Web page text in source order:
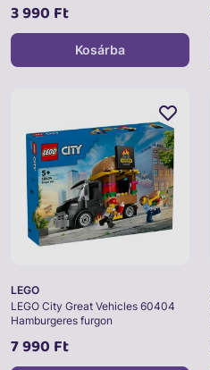
3 990 Ft
Kosárba
LEGO
LEGO City Great Vehicles 60404
Hamburgeres furgon
7 990 Ft